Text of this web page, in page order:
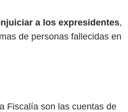
a los expresidentes,
de personas fallecidas en
Fiscalía son las cuentas de